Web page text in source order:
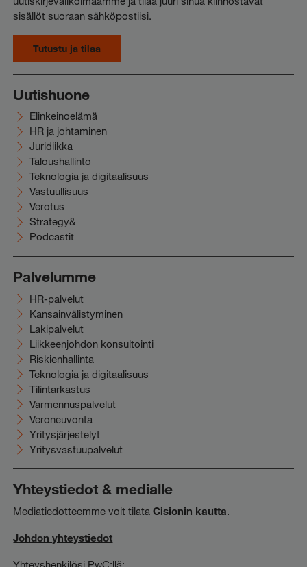
sisällöt suoraan sähköpostiisi.
Tutustu ja tilaa
Uutishuone
Elinkeinoelämä
HR ja johtaminen
Juridiikka
Taloushallinto
Teknologia ja digitaalisuus
Vastuullisuus
Verotus
Strategy&
Podcastit
Palvelumme
HR-palvelut
Kansainvälistyminen
Lakipalvelut
Liikkeenjohdon konsultointi
Riskienhallinta
Teknologia ja digitaalisuus
Tilintarkastus
Varmennuspalvelut
Veroneuvonta
Yritysjärjestelyt
Yritysvastuupalvelut
Yhteystiedot & medialle
Mediatiedotteemme voit tilataCisionin kautta.
Johdon yhteystiedot
Yhteyshenkilösi PwC:llä: